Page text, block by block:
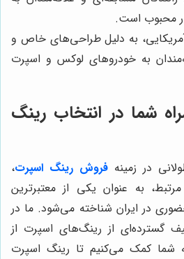
محبوب است.
به دلیل طراحی‌های خاص و
به خودروهای لوکس و اسپرت
شما در انتخاب رینگ
در زمینه فروش رینگ اسپرت،
به عنوان یکی از معتبرترین
در ایران شناخته می‌شود. ما در
گسترده‌ای از رینگ‌های اسپرت از
شما کمک می‌کنیم تا رینگ اسپرت